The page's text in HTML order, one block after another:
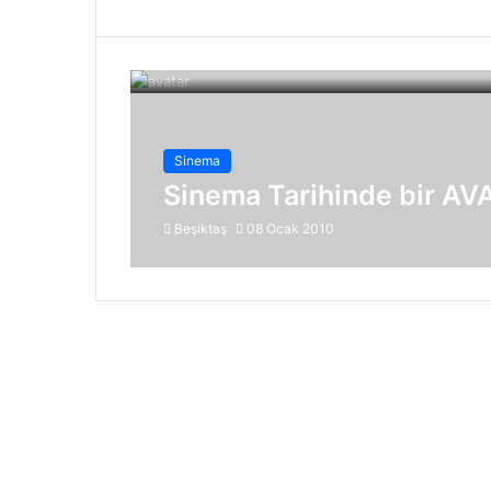
Sinema
Sinema Tarihinde bir
Beşiktaş 08 Ocak 2010